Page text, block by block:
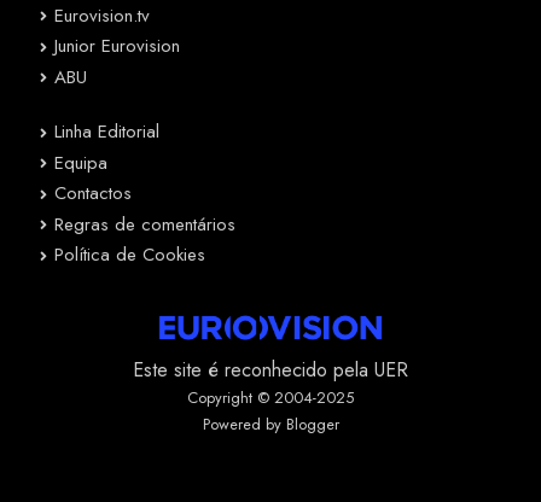
Eurovision.tv
Junior Eurovision
ABU
Linha Editorial
Equipa
Contactos
Regras de comentários
Política de Cookies
Este site é reconhecido pela UER
Copyright © 2004-2025
Powered by Blogger